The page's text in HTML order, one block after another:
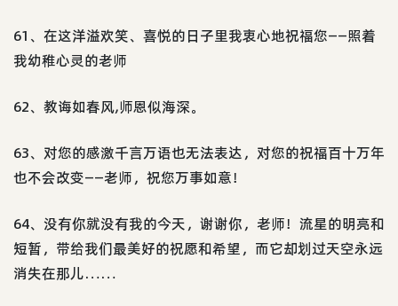
61、在这洋溢欢笑、喜悦的日子里我衷心地祝福您——照着
我幼稚心灵的老师
62、教诲如春风,师恩似海深。
63、对您的感激千言万语也无法表达，对您的祝福百十万年
也不会改变——老师，祝您万事如意！
64、没有你就没有我的今天，谢谢你，老师！流星的明亮和
短暂，带给我们最美好的祝愿和希望，而它却划过天空永远
消失在那儿……